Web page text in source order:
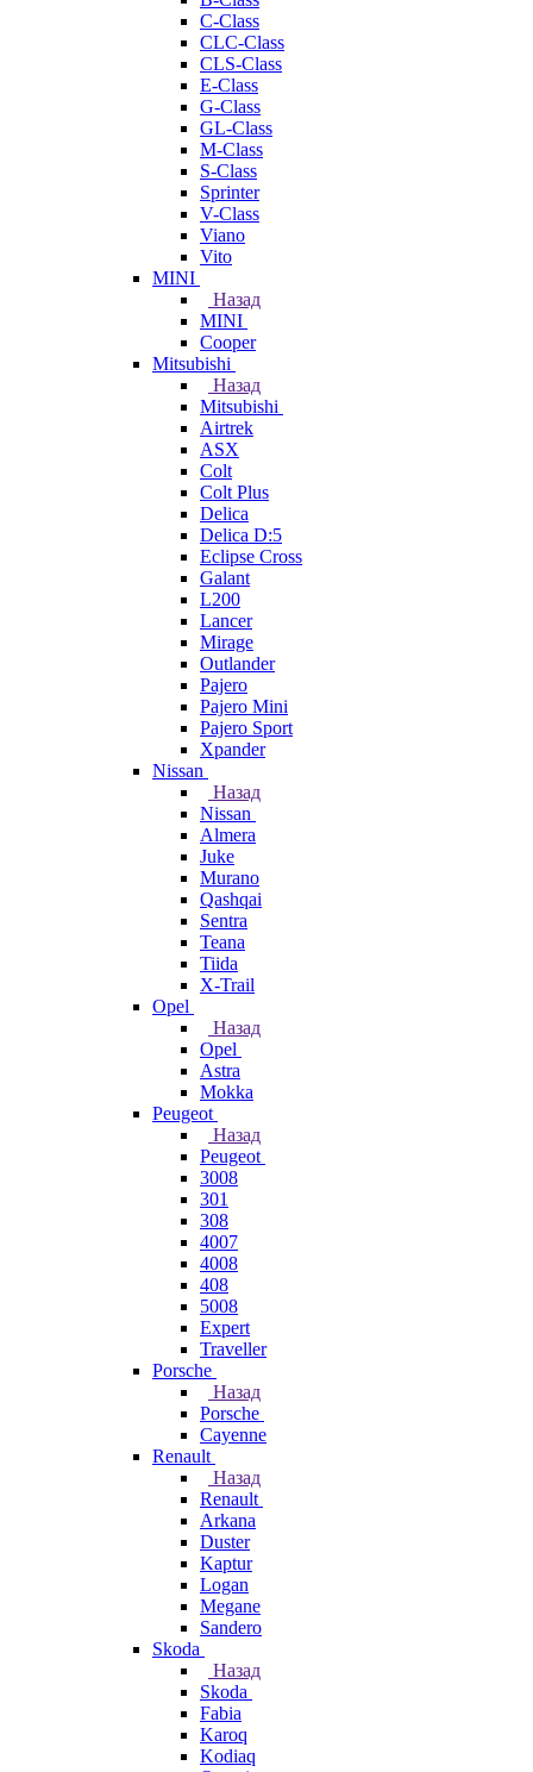
C-Class
CLC-Class
CLS-Class
E-Class
G-Class
GL-Class
M-Class
S-Class
Sprinter
V-Class
Viano
Vito
MINI
Назад
MINI
Cooper
Mitsubishi
Назад
Mitsubishi
Airtrek
ASX
Colt
Colt Plus
Delica
Delica D:5
Eclipse Cross
Galant
L200
Lancer
Mirage
Outlander
Pajero
Pajero Mini
Pajero Sport
Xpander
Nissan
Назад
Nissan
Almera
Juke
Murano
Qashqai
Sentra
Teana
Tiida
X-Trail
Opel
Назад
Opel
Astra
Mokka
Peugeot
Назад
Peugeot
3008
301
308
4007
4008
408
5008
Expert
Traveller
Porsche
Назад
Porsche
Cayenne
Renault
Назад
Renault
Arkana
Duster
Kaptur
Logan
Megane
Sandero
Skoda
Назад
Skoda
Fabia
Karoq
Kodiaq